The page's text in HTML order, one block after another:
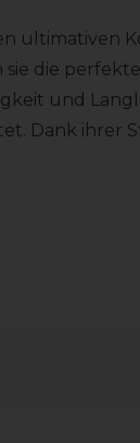
ultimativen
die
und
Dank ihrer